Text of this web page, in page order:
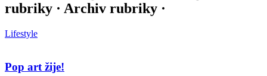
rubriky · Archiv rubriky ·
Lifestyle
Pop art žije!